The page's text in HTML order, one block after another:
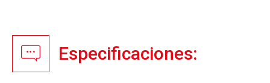
Especificaciones: